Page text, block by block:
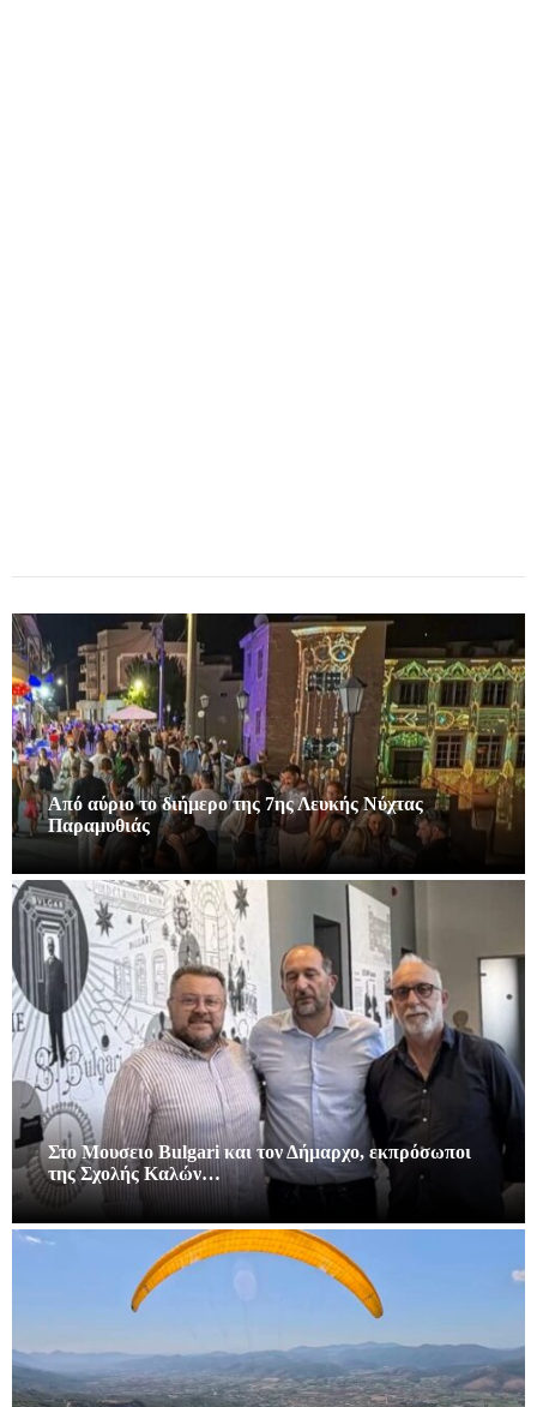
Από αύριο το διήμερο της 7ης Λευκής Νύχτας
Παραμυθιάς
Στο Μουσειο Bulgari και τον Δήμαρχο, εκπρόσωποι
της Σχολής Καλών…